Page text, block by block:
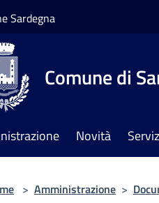
Sardegna
Comune di
Novità
> Amministrazione >